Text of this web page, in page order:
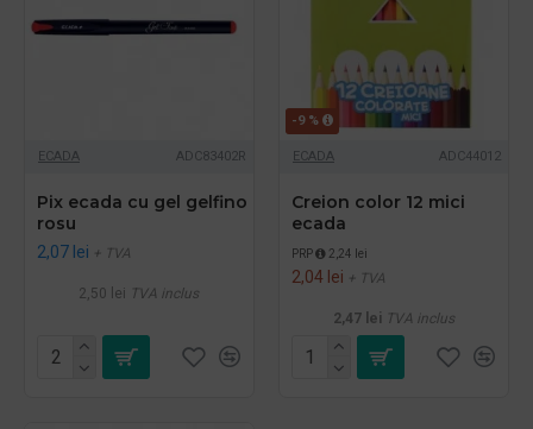
ECADA ADC83402R
Pix ecada cu gel gelfino
rosu
2,07 lei + TVA
2,50 lei TVA inclus
-9 %
ECADA ADC44012
Creion color 12 mici
ecada
PRP 2,24 lei
2,04 lei + TVA
2,47 lei TVA inclus